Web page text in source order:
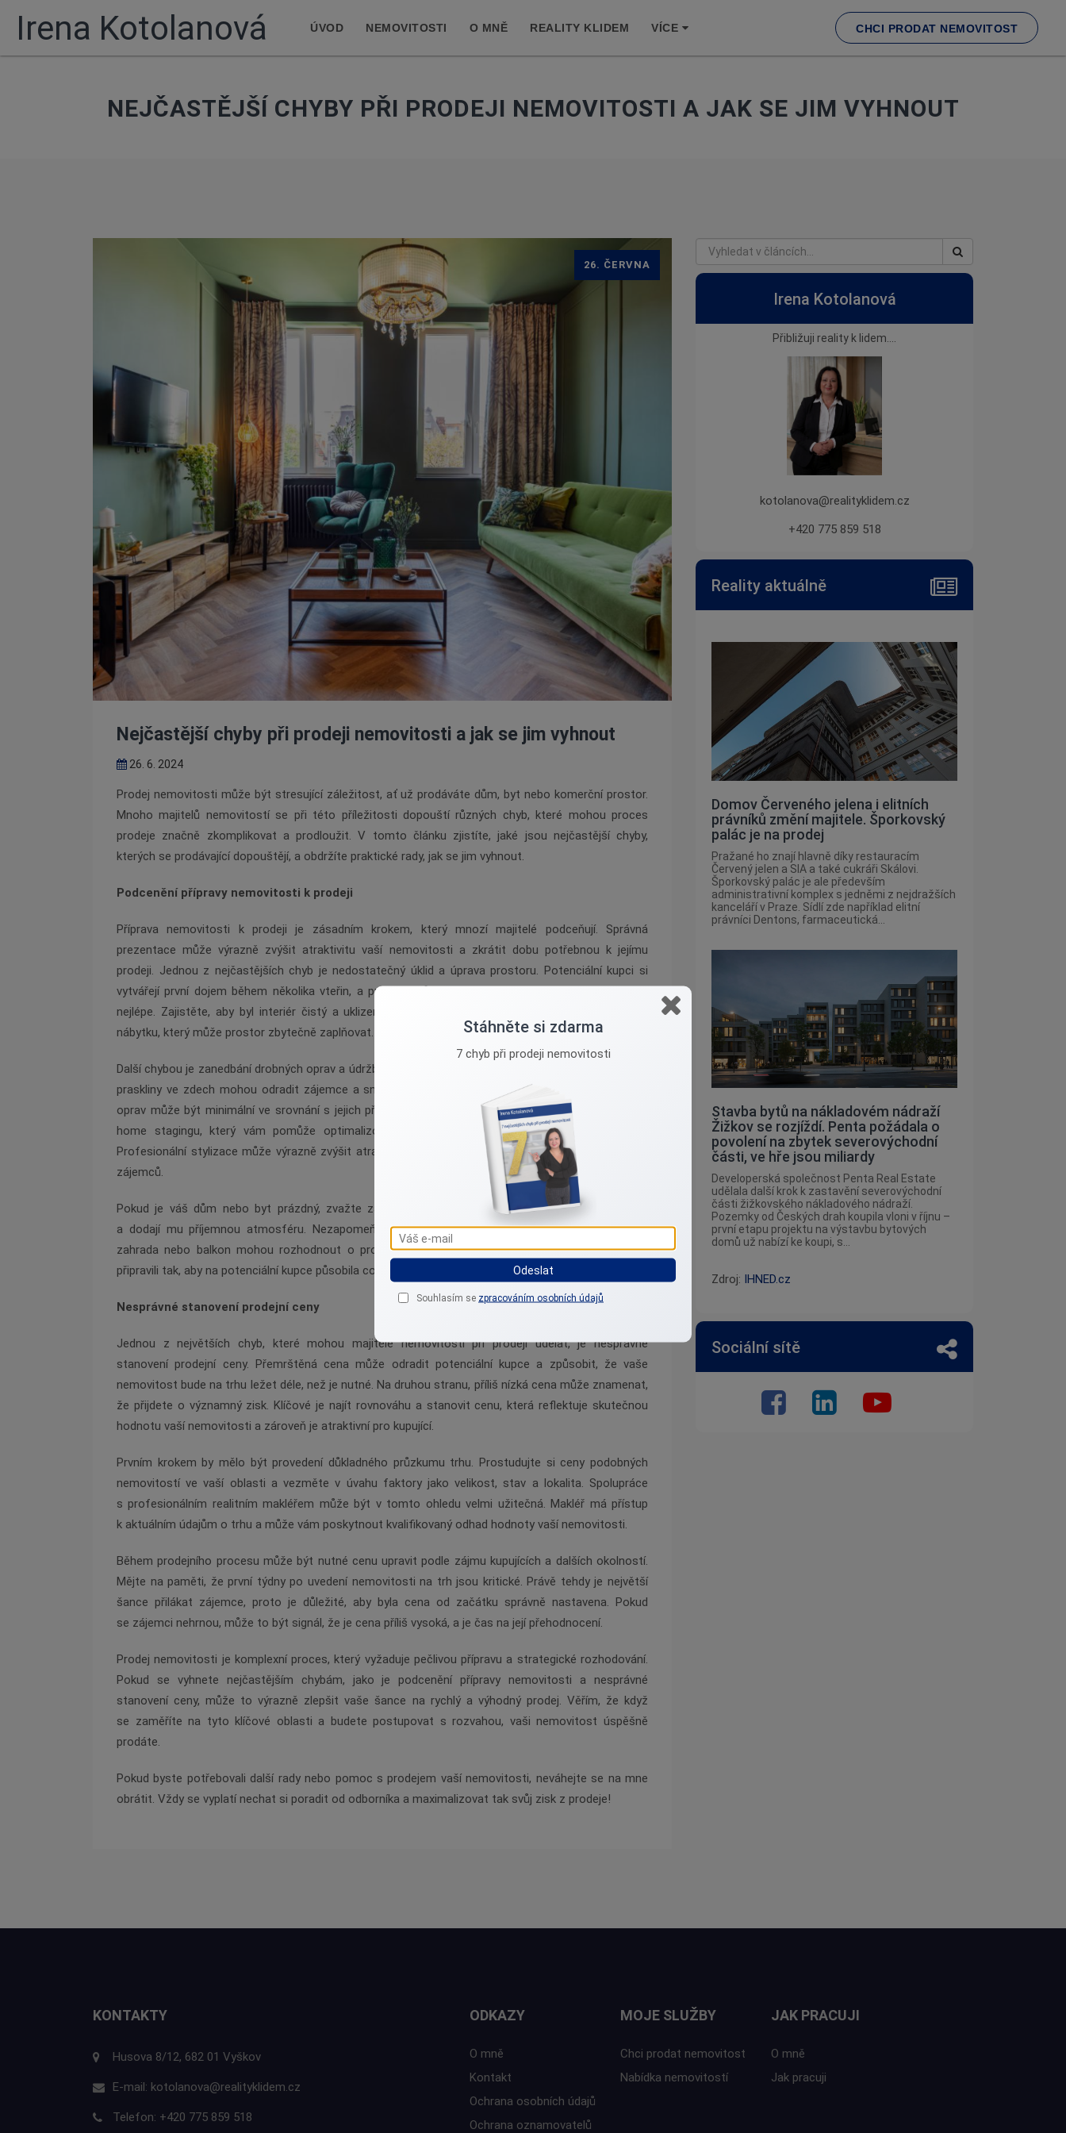
Irena Kotolanová ÚVOD NEMOVITOSTI O MNĚ REALITY KLIDEM VÍCE CHCI PRODAT NEMOVITOST
NEJČASTĚJŠÍ CHYBY PŘI PRODEJI NEMOVITOSTI A JAK SE JIM VYHNOUT
Nejčastější chyby při prodeji nemovitosti a jak se jim vyhnout
26. 6. 2024
26. ČERVNA
Prodej nemovitosti může být stresující záležitost, ať už prodáváte dům, byt nebo komerční prostor.
Mnoho majitelů nemovitostí se při této příležitosti dopouští různých chyb, které mohou proces
prodeje značně zkomplikovat a prodloužit. V tomto článku zjistíte, jaké jsou nejčastější chyby,
kterých se prodávající dopouštějí, a obdržíte praktické rady, jak se jim vyhnout.
Podcenění přípravy nemovitosti k prodeji
Příprava nemovitosti k prodeji je zásadním krokem, který mnozí majitelé podceňují. Správná
prezentace může výrazně zvýšit atraktivitu vaší nemovitosti a zkrátit dobu potřebnou k jejímu
prodeji. Jednou z nejčastějších chyb je nedostatečný úklid a úprava prostoru. Potenciální kupci si
vytvářejí první dojem během několika vteřin, a proto je důležité, aby vaše nemovitost vypadala co
nejlépe. Zajistěte, aby byl interiér čistý a uklizený, zbavte se osobních předmětů a nadbytečného
nábytku, který může prostor zbytečně zaplňovat.
Další chybou je zanedbání drobných oprav a údržby. Věci jako nefunkční dveře, kapající kohoutky nebo
praskliny ve zdech mohou odradit zájemce a snížit hodnotu vaší nemovitosti. Investice do těchto
oprav může být minimální ve srovnání s jejich přínosem. Zvažte také využití služeb profesionálního
home stagingu, který vám pomůže optimalizovat vzhled a atmosféru vašeho domu či bytu.
Profesionální stylizace může výrazně zvýšit atraktivitu nemovitosti na realitním trhu a přilákat více
zájemců.
Pokud je váš dům nebo byt prázdný, zvažte zapůjčení nábytku a dekorací, které prostor zútulní
a dodají mu příjemnou atmosféru. Nezapomeňte také na venkovní prostory – dobře udržovaná
zahrada nebo balkon mohou rozhodnout o prodeji. Celkově je důležité, abyste svou nemovitost
připravili tak, aby na potenciální kupce působila co nejpříjemněji a nejprofesionálněji.
Nesprávné stanovení prodejní ceny
Jednou z největších chyb, které mohou majitelé nemovitostí při prodeji udělat, je nesprávné
stanovení prodejní ceny. Přemrštěná cena může odradit potenciální kupce a způsobit, že vaše
nemovitost bude na trhu ležet déle, než je nutné. Na druhou stranu, příliš nízká cena může znamenat,
že přijdete o významný zisk. Klíčové je najít rovnováhu a stanovit cenu, která reflektuje skutečnou
hodnotu vaší nemovitosti a zároveň je atraktivní pro kupující.
Prvním krokem by mělo být provedení důkladného průzkumu trhu. Prostudujte si ceny podobných
nemovitostí ve vaší oblasti a vezměte v úvahu faktory jako velikost, stav a lokalita. Spolupráce
s profesionálním realitním makléřem může být v tomto ohledu velmi užitečná. Makléř má přístup
k aktuálním údajům o trhu a může vám poskytnout kvalifikovaný odhad hodnoty vaší nemovitosti.
Během prodejního procesu může být nutné cenu upravit podle zájmu kupujících a dalších okolností.
Mějte na paměti, že první týdny po uvedení nemovitosti na trh jsou kritické. Právě tehdy je největší
šance přilákat zájemce, proto je důležité, aby byla cena od začátku správně nastavena. Pokud
se zájemci nehrnou, může to být signál, že je cena příliš vysoká, a je čas na její přehodnocení.
Prodej nemovitosti je komplexní proces, který vyžaduje pečlivou přípravu a strategické rozhodování.
Pokud se vyhnete nejčastějším chybám, jako je podcenění přípravy nemovitosti a nesprávné
stanovení ceny, může to výrazně zlepšit vaše šance na rychlý a výhodný prodej. Věřím, že když
se zaměříte na tyto klíčové oblasti a budete postupovat s rozvahou, vaši nemovitost úspěšně
prodáte.
Pokud byste potřebovali další rady nebo pomoc s prodejem vaší nemovitosti, neváhejte se na mne
obrátit. Vždy se vyplatí nechat si poradit od odborníka a maximalizovat tak svůj zisk z prodeje!
Irena Kotolanová
Přibližuji reality k lidem....
kotolanova@realityklidem.cz
+420 775 859 518
Reality aktuálně
Domov Červeného jelena i elitních
právníků změní majitele. Šporkovský
palác je na prodej
Pražané ho znají hlavně díky restauracím
Červený jelen a SIA a také cukráři Skálovi.
Šporkovský palác je ale především
administrativní komplex s jedněmi z nejdražších
kanceláří v Praze. Sídlí zde například elitní
právníci Dentons, farmaceutická...
Stavba bytů na nákladovém nádraží
Žižkov se rozjíždí. Penta požádala o
povolení na zbytek severovýchodní
části, ve hře jsou miliardy
Developerská společnost Penta Real Estate
udělala další krok k zastavění severovýchodní
části žižkovského nákladového nádraží.
Pozemky od Českých drah koupila vloni v říjnu –
první etapu projektu na výstavbu bytových
domů už nabízí ke koupi, s...
Zdroj: IHNED.cz
Sociální sítě
KONTAKTY
Husova 8/12, 682 01 Vyškov
E-mail: kotolanova@realityklidem.cz
Telefon: +420 775 859 518
ODKAZY
O mně
Kontakt
Ochrana osobních údajů
Ochrana oznamovatelů
MOJE SLUŽBY
Chci prodat nemovitost
Nabídka nemovitostí
JAK PRACUJI
O mně
Jak pracuji
Stáhněte si zdarma
7 chyb při prodeji nemovitosti
Odeslat
Souhlasím se zpracováním osobních údajů